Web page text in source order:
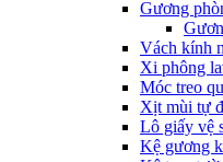
Gương
Vách kính
Xi phông
Móc treo
Xịt mùi tự
Lô giấy vệ
Kệ gương